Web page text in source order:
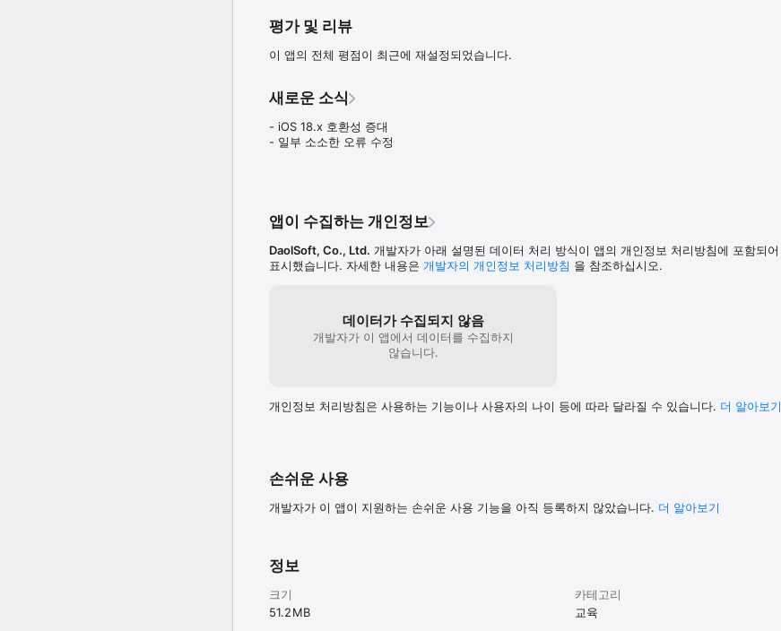
- 재미 있는 그림을 통해 표현 내용을 연상하며 학습할 수 있습니다.
▣ Program
- 4개국 언어 중, 기본언어 선택 설정기능 지원
- 기본 언어 발음 자동 재생 옵션
- 책갈피(북마크) 기능 지원
※ 사용하시다가 문제점이 발생되거나 프로그램에 관한 의견이 있으면 e메일
◑ English:
Expressions commonly used in daily life in multi-language (English, Chinese, Japanese,
With this app you can practice:
- the basic essential expressions used in daily life with 4 different native voice.
▣ Features:
- support the bookmark
※ If you have any problems or have any suggestions, please contact me at
I would appreciate any feedback and suggestions.
◑ Japanese:
◉よく通じる必修表現-4ヶ国語(英中日韓)
▣ 紹介
평가 및 리뷰
이 앱의 전체 평점이 최근에 재설정되었습니다.
새로운 소식
- iOS 18.x 호환성 증대
- 일부 소소한 오류 수정
앱이 수집하는 개인정보
DaolSoft, Co., Ltd. 개발자가 아래 설명된 데이터 처리 방식이 앱의 개인정보 처리방침에 포함되
표시했습니다. 자세한 내용은 개발자의 개인정보 처리방침 을 참조하십시오.
데이터가 수집되지 않음
개발자가 이 앱에서 데이터를 수집하지
않습니다.
개인정보 처리방침은 사용하는 기능이나 사용자의 나이 등에 따라 달라질 수 있습니다. 더 알⁠아⁠보⁠기
손쉬운 사용
개발자가 이 앱이 지원하는 손쉬운 사용 기능을 아직 등록하지 않았습니다. 더 알아보기
정보
크기
51.2 MB
카테고리
교육